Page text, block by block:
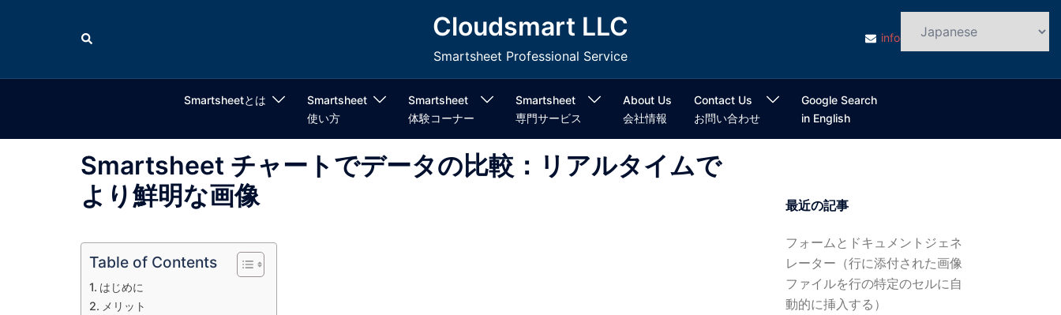
検
索
Cloudsmart LLC
Smartsheet Professional Service
info@cloudsmart.jp
Smartsheetとは
Smartsheet
使い方
Smartsheet
体験コーナー
Smartsheet
専門サービス
About Us
会社情報
Contact Us
お問い合わせ
Google Search
in English
Smartsheet チャートでデータの比較：リアルタイムで
より鮮明な画像
Table of Contents
はじめに
メリット
最近の記事
フォームとドキュメントジェネ
レーター（行に添付された画像
ファイルを行の特定のセルに自
動的に挿入する）